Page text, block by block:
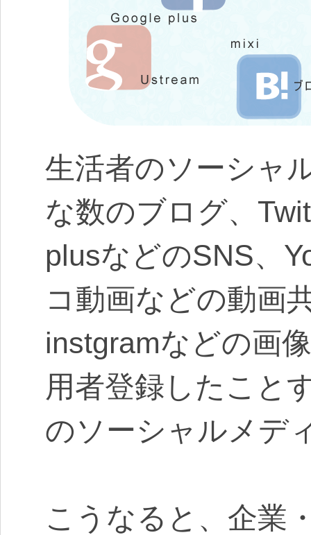
生活者のソーシャ
な数のブログ、
plusなどのSNS、
コ動画などの動画
instgramなどの画
用者登録したこと
のソーシャルメデ
こうなると、企業